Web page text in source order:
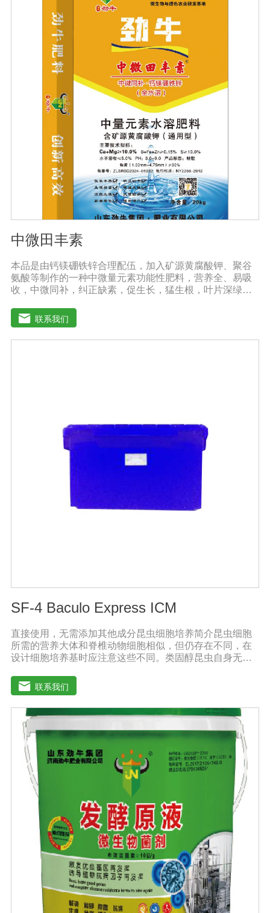
根结线虫、胞囊线虫、茎线虫等线虫病的危害。2、抑制各
种线虫，减轻线虫病危害；3、改善作物根部微生态环境，
活化土壤，促进植株正常生长；4、激活根部受损细胞，快
速恢复根系生理机能，预防根系因线虫的危害导致的烂
中微田丰素
本品是由钙镁硼铁锌合理配伍，加入矿源黄腐酸钾、聚谷
氨酸等制作的一种中微量元素功能性肥料，营养全、易吸
收，中微同补，纠正缺素，促生长，猛生根，叶片深绿，
物种个生长阶段的营养需求，预防作物因缺素引起的多种
病害，营养全面，肥效持久，改善作物品质，增产幅度大
大提高。适应作物：各种粮、棉、油等大田作物，瓜果蔬
联系我们
SF-4 Baculo Express ICM
直接使用，无需添加其他成分昆虫细胞培养简介昆虫细胞
所需的营养大体和脊椎动物细胞相似，但仍存在不同，在
设计细胞培养基时应注意这些不同。类固醇昆虫自身无法
前体。氨基酸昆虫血液中氨基酸含量很高，培养基中氨基
酸含量也应较高。有机酸昆虫血液中游离有机酸的含量通
常较高，例如：柠檬酸、琥珀酸、草酸和苹果酸等。每只
昆虫体内游离有机酸含量为0.1-30毫摩尔。pH值、缓冲物
和酸碱指示剂昆虫组织液偏酸性，其值为6.2-6.9，因此昆
虫细胞培养基的pH值应在6.2-6.5之间。而大多数哺乳动物
细胞培养基的pH值在7.1-7.6之间。SF4 Baculo Express能
够在不同的培养环境中保持pH值,例如：暴露在空气中，或
在密闭容器中。昆虫细胞培养基的缓冲物为磷酸钠，并不
需要二氧化碳来保持pH值。昆虫细胞培养基不需添加酸碱
指示剂。因此添加了蛋白质水解产物的昆虫细胞培养基呈
黄色。渗透压昆虫细胞的渗透压与脊椎动物的渗透压相差
甚大，几乎为脊椎动物的两倍。因而昆虫细胞培养基的渗
透压为340-390mOsmol/kg，脊椎动物细胞培养基为290-
330 mOsmol/kg。谷氨酰胺和葡萄糖哺乳动物细胞培养过
程中过量代谢谷氨酰胺和葡萄糖会导致产生过量的铵盐和
乳酸盐，这些代谢产物的积累通常是受抑制的。
联系我们